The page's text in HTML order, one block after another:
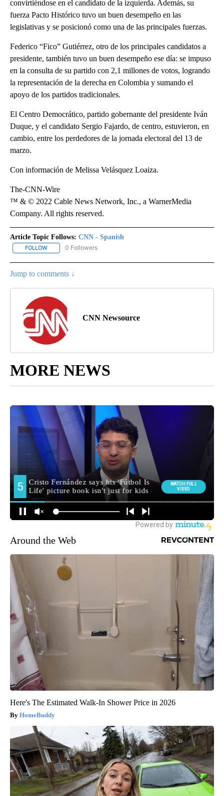
convirtiéndose en el candidato de la izquierda. Además, su
fuerza Pacto Histórico tuvo un buen desempeño en las
legislativas y se posicionó como una de las principales fuerzas.
Federico “Fico” Gutiérrez, otro de los principales candidatos a
presidente, también tuvo un buen desempeño ese día: se impuso
en la consulta de su partido con 2,1 millones de votos, logrando
la representación de la derecha en Colombia y sumando el
apoyo de los partidos tradicionales.
El Centro Democrático, partido gobernante del presidente Iván
Duque, y el candidato Sergio Fajardo, de centro, estuvieron, en
cambio, entre los perdedores de la jornada electoral del 13 de
marzo.
Con información de Melissa Velásquez Loaiza.
The-CNN-Wire
™ & © 2022 Cable News Network, Inc., a WarnerMedia
Company. All rights reserved.
Article Topic Follows: CNN - Spanish
FOLLOW FOLLOW "CNN - SPANISH" TO RECEIVE NOTIFICATIONS ABOUT
0 Followers
Jump to comments ↓
CNN Newsource
MORE NEWS
Around the Web
Here's The Estimated Walk-In Shower Price in 2026
HomeBuddy